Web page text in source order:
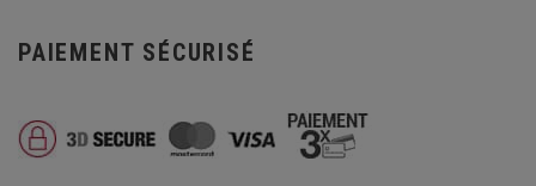
PAIEMENT SÉCURISÉ